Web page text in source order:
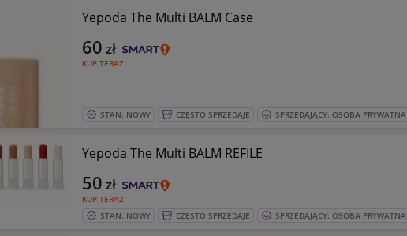
Yepoda The Multi BALM Case
KUP TERAZ
60 zł
STAN: NOWY CZĘSTO SPRZEDAJE SPRZEDAJĄCY: OSOBA PRYWATNA
Yepoda The Multi BALM REFILE
KUP TERAZ
50 zł
STAN: NOWY CZĘSTO SPRZEDAJE SPRZEDAJĄCY: OSOBA PRYWATNA